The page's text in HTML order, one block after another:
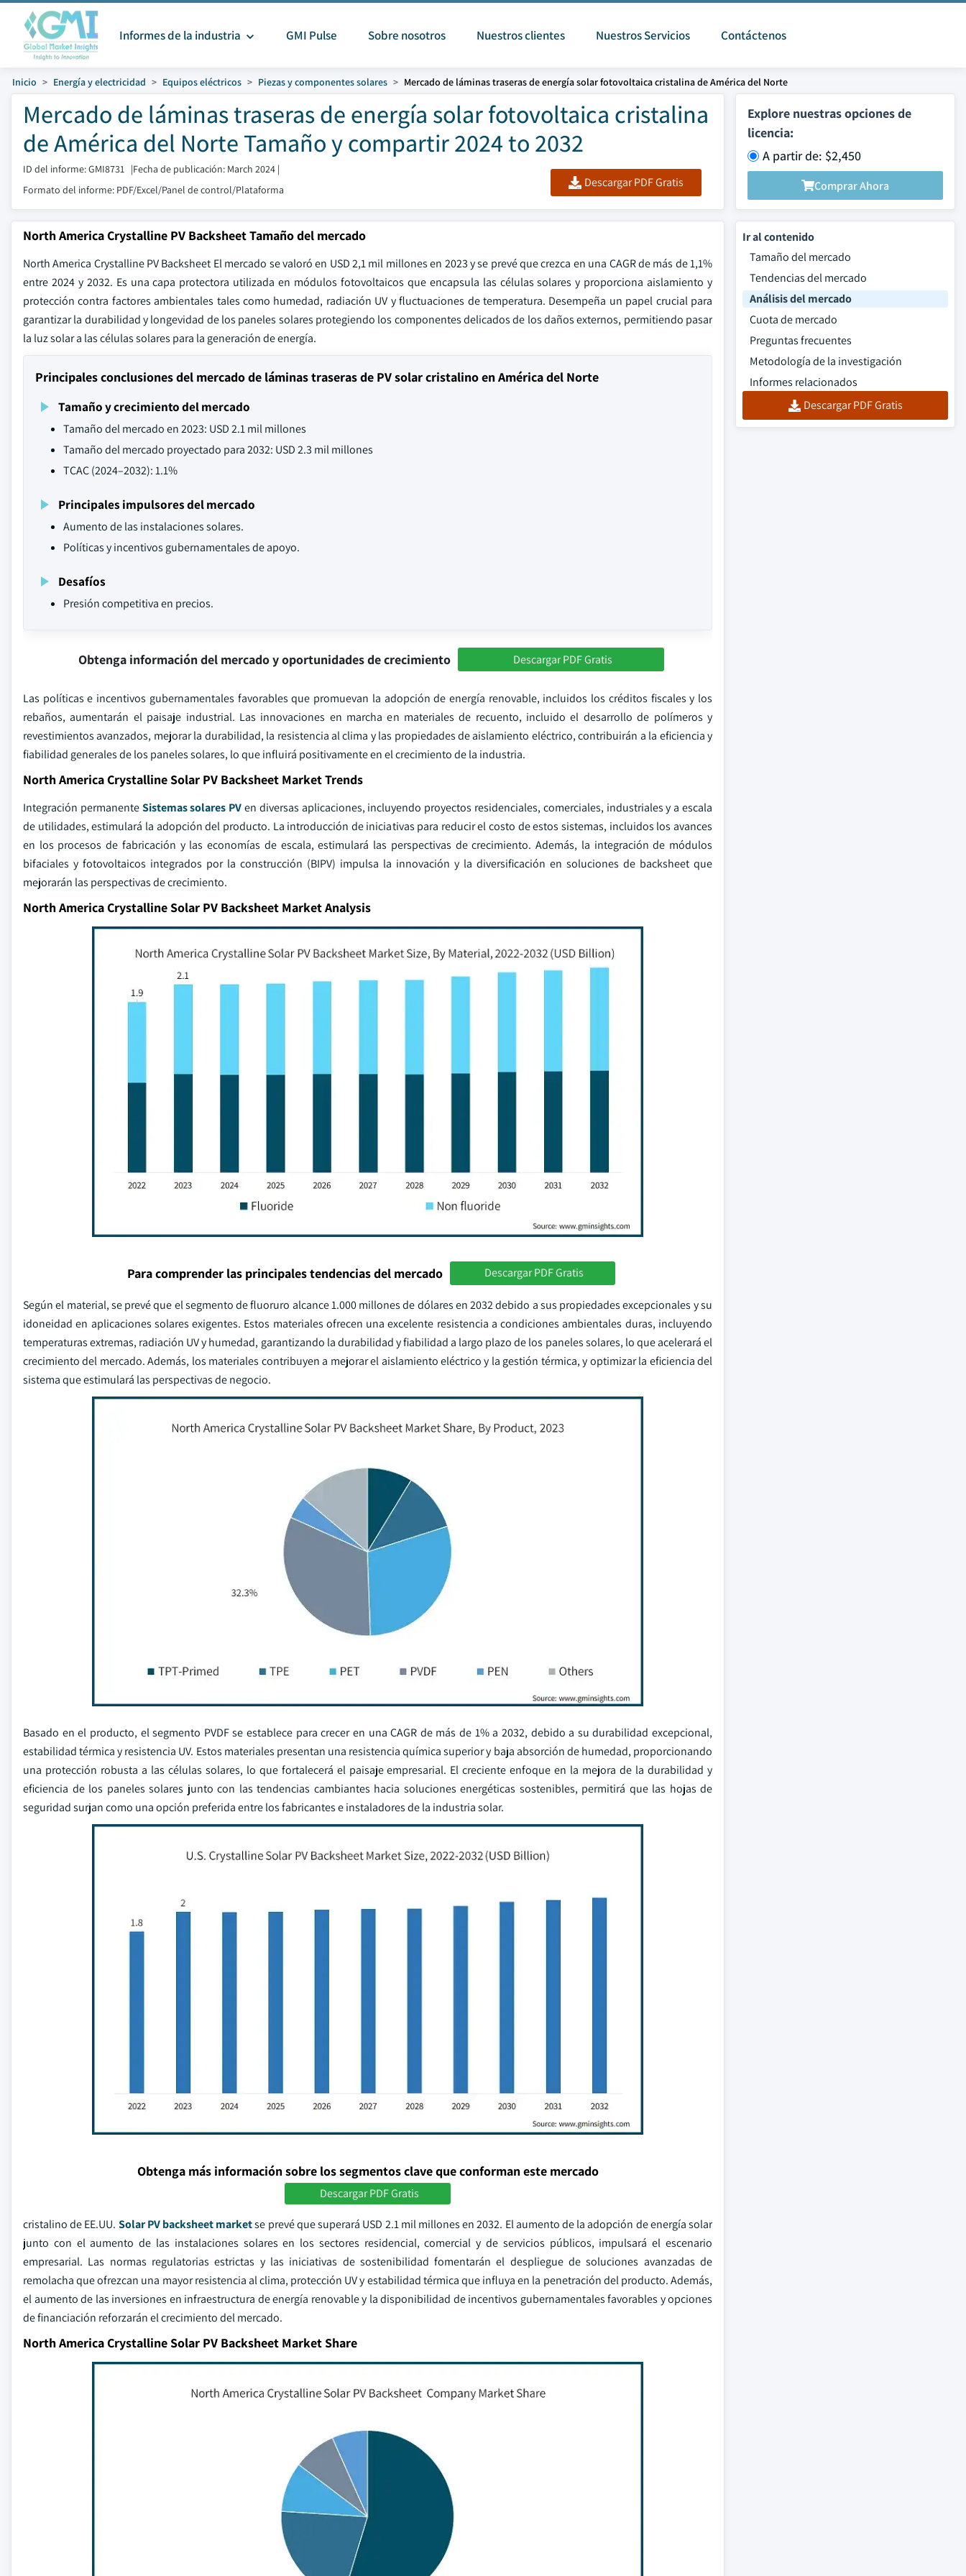
Informes de la industria GMI Pulse Sobre nosotros Nuestros clientes Nuestros Servicios Contáctenos
Inicio Energía y electricidad Equipos eléctricos Piezas y componentes solares Mercado de láminas traseras de energía solar fotovoltaica cristalina de América del Norte
Mercado de láminas traseras de energía solar fotovoltaica cristalina
de América del Norte Tamaño y compartir 2024 to 2032
ID del informe: GMI8731 |Fecha de publicación: March 2024 |
Formato del informe: PDF/Excel/Panel de control/Plataforma
Descargar PDF Gratis
Explore nuestras opciones de
licencia:
A partir de: $2,450
Comprar Ahora
North America Crystalline PV Backsheet Tamaño del mercado
North America Crystalline PV Backsheet El mercado se valoró en USD 2,1 mil millones en 2023 y se prevé que crezca en una CAGR de más de 1,1%
entre 2024 y 2032. Es una capa protectora utilizada en módulos fotovoltaicos que encapsula las células solares y proporciona aislamiento y
protección contra factores ambientales tales como humedad, radiación UV y fluctuaciones de temperatura. Desempeña un papel crucial para
garantizar la durabilidad y longevidad de los paneles solares protegiendo los componentes delicados de los daños externos, permitiendo pasar
la luz solar a las células solares para la generación de energía.
Principales conclusiones del mercado de láminas traseras de PV solar cristalino en América del Norte
Tamaño y crecimiento del mercado
Tamaño del mercado en 2023: USD 2.1 mil millones
Tamaño del mercado proyectado para 2032: USD 2.3 mil millones
TCAC (2024–2032): 1.1%
Principales impulsores del mercado
Aumento de las instalaciones solares.
Políticas y incentivos gubernamentales de apoyo.
Desafíos
Presión competitiva en precios.
Obtenga información del mercado y oportunidades de crecimiento Descargar PDF Gratis
Las políticas e incentivos gubernamentales favorables que promuevan la adopción de energía renovable, incluidos los créditos fiscales y los
rebaños, aumentarán el paisaje industrial. Las innovaciones en marcha en materiales de recuento, incluido el desarrollo de polímeros y
revestimientos avanzados, mejorar la durabilidad, la resistencia al clima y las propiedades de aislamiento eléctrico, contribuirán a la eficiencia y
fiabilidad generales de los paneles solares, lo que influirá positivamente en el crecimiento de la industria.
North America Crystalline Solar PV Backsheet Market Trends
Integración permanenteSistemas solares PVen diversas aplicaciones, incluyendo proyectos residenciales, comerciales, industriales y a escala
de utilidades, estimulará la adopción del producto. La introducción de iniciativas para reducir el costo de estos sistemas, incluidos los avances
en los procesos de fabricación y las economías de escala, estimulará las perspectivas de crecimiento. Además, la integración de módulos
bifaciales y fotovoltaicos integrados por la construcción (BIPV) impulsa la innovación y la diversificación en soluciones de backsheet que
mejorarán las perspectivas de crecimiento.
North America Crystalline Solar PV Backsheet Market Analysis
Para comprender las principales tendencias del mercado Descargar PDF Gratis
Según el material, se prevé que el segmento de fluoruro alcance 1.000 millones de dólares en 2032 debido a sus propiedades excepcionales y su
idoneidad en aplicaciones solares exigentes. Estos materiales ofrecen una excelente resistencia a condiciones ambientales duras, incluyendo
temperaturas extremas, radiación UV y humedad, garantizando la durabilidad y fiabilidad a largo plazo de los paneles solares, lo que acelerará el
crecimiento del mercado. Además, los materiales contribuyen a mejorar el aislamiento eléctrico y la gestión térmica, y optimizar la eficiencia del
sistema que estimulará las perspectivas de negocio.
Basado en el producto, el segmento PVDF se establece para crecer en una CAGR de más de 1% a 2032, debido a su durabilidad excepcional,
estabilidad térmica y resistencia UV. Estos materiales presentan una resistencia química superior y baja absorción de humedad, proporcionando
una protección robusta a las células solares, lo que fortalecerá el paisaje empresarial. El creciente enfoque en la mejora de la durabilidad y
eficiencia de los paneles solares junto con las tendencias cambiantes hacia soluciones energéticas sostenibles, permitirá que las hojas de
seguridad surjan como una opción preferida entre los fabricantes e instaladores de la industria solar.
Obtenga más información sobre los segmentos clave que conforman este mercado
Descargar PDF Gratis
cristalino de EE.UU. Solar PV backsheet marketse prevé que superará USD 2.1 mil millones en 2032. El aumento de la adopción de energía solar
junto con el aumento de las instalaciones solares en los sectores residencial, comercial y de servicios públicos, impulsará el escenario
empresarial. Las normas regulatorias estrictas y las iniciativas de sostenibilidad fomentarán el despliegue de soluciones avanzadas de
remolacha que ofrezcan una mayor resistencia al clima, protección UV y estabilidad térmica que influya en la penetración del producto. Además,
el aumento de las inversiones en infraestructura de energía renovable y la disponibilidad de incentivos gubernamentales favorables y opciones
de financiación reforzarán el crecimiento del mercado.
North America Crystalline Solar PV Backsheet Market Share
Ir al contenido
Tamaño del mercado
Tendencias del mercado
Análisis del mercado
Cuota de mercado
Preguntas frecuentes
Metodología de la investigación
Informes relacionados
Descargar PDF Gratis